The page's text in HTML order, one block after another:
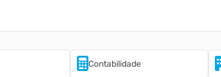
Contabilidade